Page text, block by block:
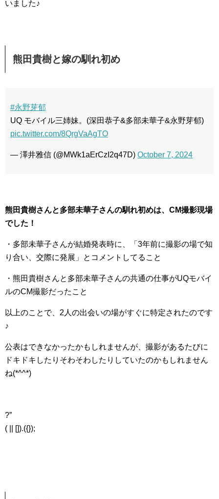
いました♪
熊田貴樹と嫁の馴れ初め
#永野芽郁
UQ モバイル三姉妹。(深田恭子&多部未華子&永野芽郁)
pic.twitter.com/8QrgVaAgTO
— 澤井雅信 (@MWk1aErCzI2q47D) October 7, 2024
熊田貴樹さんと多部未華子さんの馴れ初めは、CM撮影現場
でした！
・多部未華子さんが結婚発表時に、「3年前に撮影の場で知
り合い、交際に発展」とコメントしてること
・熊田貴樹さんと多部未華子さんの共通の仕事がUQモバイ
ルのCM撮影だったこと
以上のことで、2人の出会いの場がすぐに特定されたのです
♪
公表はできなかったかもしれませんが、撮影があるたびに
ドキドキしたりそわそわしたりしていたのかもしれません
ね(*^^*)
?”
( || []).({});